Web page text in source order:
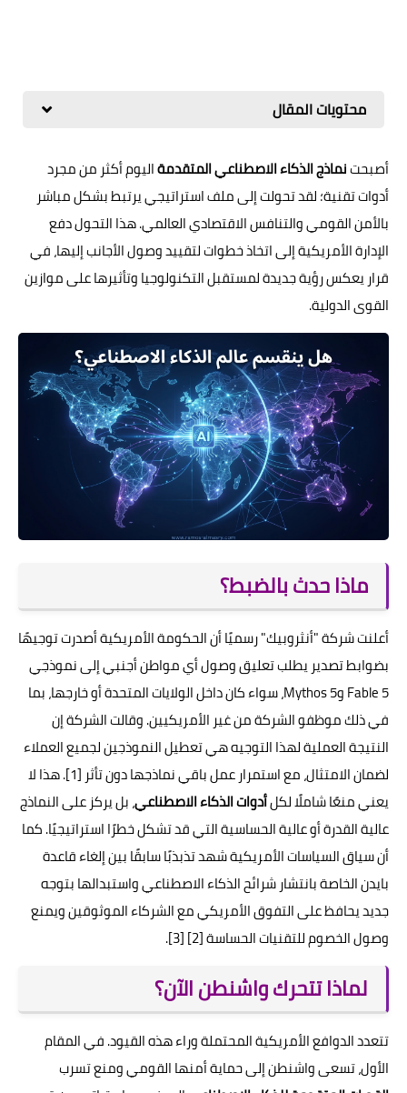
محتويات المقال
أصبحتنماذج الذكاء الاصطناعي المتقدمةاليوم أكثر من مجرد
أدوات تقنية؛ لقد تحولت إلى ملف استراتيجي يرتبط بشكل مباشر
بالأمن القومي والتنافس الاقتصادي العالمي. هذا التحول دفع
الإدارة الأمريكية إلى اتخاذ خطوات لتقييد وصول الأجانب إليها، في
قرار يعكس رؤية جديدة لمستقبل التكنولوجيا وتأثيرها على موازين
القوى الدولية.
ماذا حدث بالضبط؟
أعلنت شركة "أنثروبيك" رسميًا أن الحكومة الأمريكية أصدرت توجيهًا
بضوابط تصدير يطلب تعليق وصول أي مواطن أجنبي إلى نموذجي
Fable 5 وMythos 5، سواء كان داخل الولايات المتحدة أو خارجها، بما
في ذلك موظفو الشركة من غير الأمريكيين. وقالت الشركة إن
النتيجة العملية لهذا التوجيه هي تعطيل النموذجين لجميع العملاء
لضمان الامتثال، مع استمرار عمل باقي نماذجها دون تأثر [1]. هذا لا
يعني منعًا شاملًا لكلأدوات الذكاء الاصطناعي، بل يركز على النماذج
عالية القدرة أو عالية الحساسية التي قد تشكل خطرًا استراتيجيًا. كما
أن سياق السياسات الأمريكية شهد تذبذبًا سابقًا بين إلغاء قاعدة
بايدن الخاصة بانتشار شرائح الذكاء الاصطناعي واستبدالها بتوجه
جديد يحافظ على التفوق الأمريكي مع الشركاء الموثوقين ويمنع
وصول الخصوم للتقنيات الحساسة [2] [3].
لماذا تتحرك واشنطن الآن؟
تتعدد الدوافع الأمريكية المحتملة وراء هذه القيود. في المقام
الأول، تسعى واشنطن إلى حماية أمنها القومي ومنع تسرب